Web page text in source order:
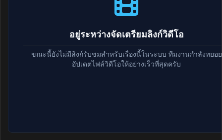
อยู่ระหว่างจัดเตรียมลิงก์วิดีโอ
ขณะนี้ยังไม่มีลิงก์รับชมสำหรับเรื่องนี้ในระบบ ทีมงานกำลังทยอย
อัปเดตไฟล์วิดีโอให้อย่างเร็วที่สุดครับ